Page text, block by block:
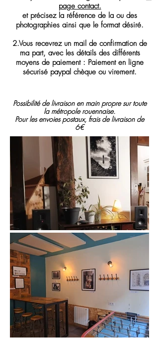
page contact.
et précisez la référence de la ou des
photographies ainsi que le format désiré.
2.Vous recevrez un mail de confirmation de
ma part, avec les détails des différents
moyens de paiement : Paiement en ligne
sécurisé paypal chèque ou virement.
Possibilité de livraison en main propre sur toute
la métropole rouennaise.
Pour les envoies postaux, frais de livraison de
6€